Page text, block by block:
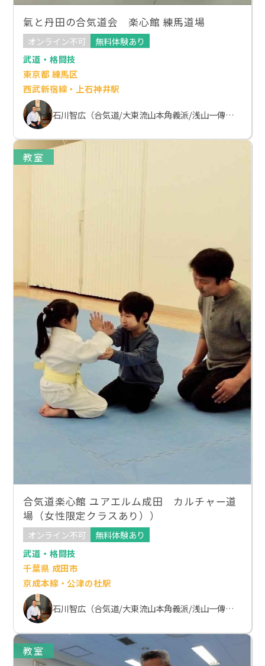
氣と丹田の合気道会 楽心館 練馬道場
オンライン不可
無料体験あり
武道・格闘技
東京都 練馬区
西武新宿線・上石神井駅
石川智広（合気道/大東流山本角義派/浅山一傳流体術）
教室
合気道楽心館 ユアエルム成田 カルチャー道
場（女性限定クラスあり））
オンライン不可
無料体験あり
武道・格闘技
千葉県 成田市
京成本線・公津の杜駅
石川智広（合気道/大東流山本角義派/浅山一傳流体術）
教室